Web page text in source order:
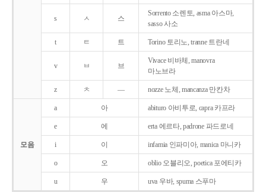
s ㅅ 스
Sorrento 소렌토, asma 아스마,
sasso 사소
t ㅌ 트 Torino 토리노, tranne 트란네
v ㅂ 브
Vivace 비바체, manovra
마노브라
z ㅊ ― nozze 노체, mancanza 만칸차
모음
a 아 abituro 아비투로, capra 카프라
e 에 erta 에르타, padrone 파드로네
i 이 infamia 인파미아, manica 마니카
o 오 oblio 오블리오, poetica 포에티카
u 우 uva 우바, spuma 스푸마